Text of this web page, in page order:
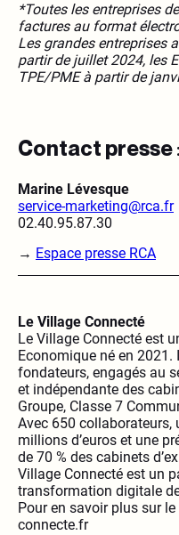
*Toutes les entreprises
factures au format
Les grandes entreprises
partir de juillet 2024, les
TPE/PME à partir de
Contact presse:
Marine Lévesque
service-marketing@rca.fr
02.40.95.87.30
→ Espace presse RCA
Le Village Connecté
Le Village Connecté est
Economique né en
fondateurs, engagés au
et indépendante des
Groupe, Classe 7
Avec 650 collaborateurs,
millions d’euros et une
de 70 % des cabinets
Village Connecté est un
transformation digitale
Pour en savoir plus sur
connecte.fr